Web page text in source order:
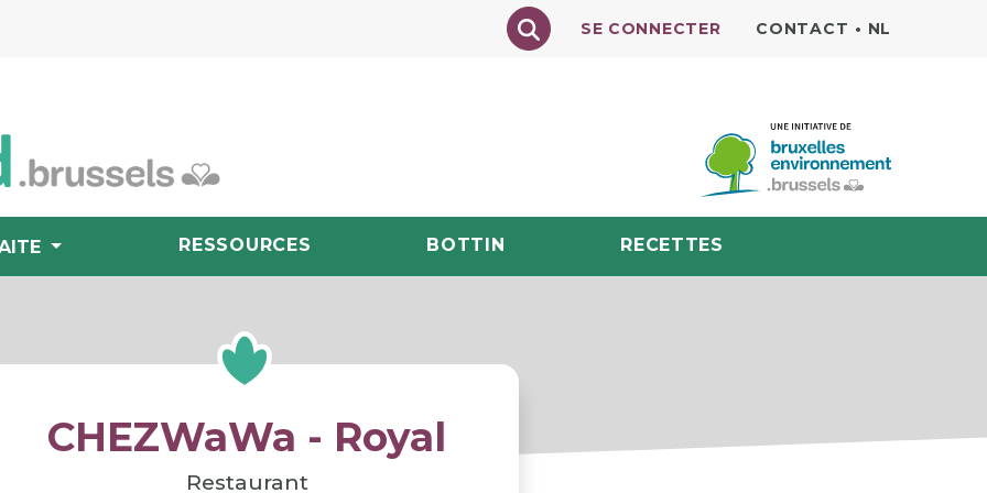
Texte à rechercher
SE CONNECTER CONTACT • NL
RESSOURCES BOTTIN RECETTES
CHEZWaWa - Royal
Restaurant